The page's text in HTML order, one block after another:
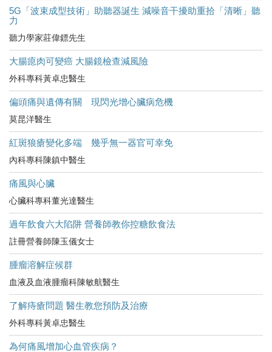
5G「波束成型技術」助聽器誕生 減噪音干擾助重拾「清晰」聽
力
聽力學家莊偉鏢先生
大腸瘜肉可變癌 大腸鏡檢查減風險
外科專科黃卓忠醫生
偏頭痛與遺傳有關 現閃光增心臟病危機
莫昆洋醫生
紅斑狼瘡變化多端 幾乎無一器官可幸免
內科專科陳鎮中醫生
痛風與心臟
心臟科專科董光達醫生
過年飲食六大陷阱 營養師教你控糖飲食法
註冊營養師陳玉儀女士
腫瘤溶解症候群
血液及血液腫瘤科陳敏航醫生
了解痔瘡問題 醫生教您預防及治療
外科專科黃卓忠醫生
為何痛風增加心血管疾病？